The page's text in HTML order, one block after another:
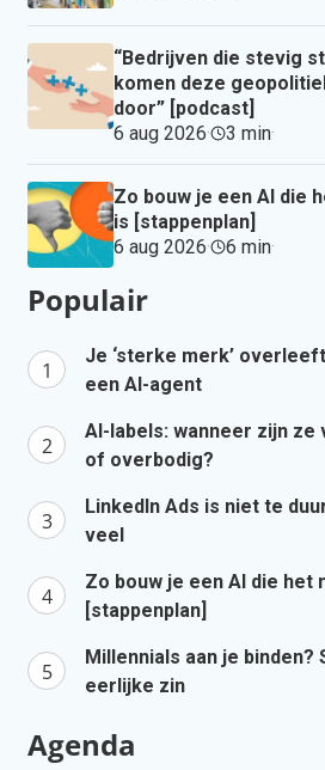
“Bedrijven die stevig
komen deze
door” [podcast]
6 aug 2026· 3 min·
Zo bouw je een AI die
is [stappenplan]
6 aug 2026· 6 min·
Populair
Je ‘sterke merk’
een AI-agent
AI-labels: wanneer zijn
of overbodig?
LinkedIn Ads is niet te
veel
Zo bouw je een AI die het
[stappenplan]
Millennials aan je binden?
eerlijke zin
Agenda